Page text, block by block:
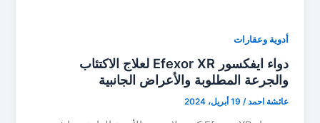
أدوية وعقارات
دواء ايفكسور Efexor XR لعلاج الاكتئاب
والجرعة المطلوبة والأعراض الجانبية
عائشة احمد/ 19 أبريل، 2024